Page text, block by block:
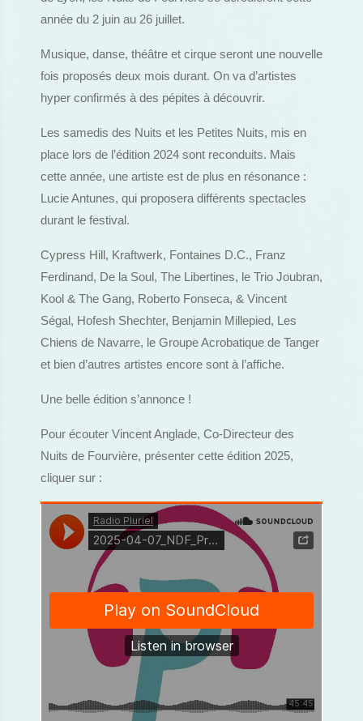
année du 2 juin au 26 juillet.
Musique, danse, théâtre et cirque seront une nouvelle
fois proposés deux mois durant. On va d’artistes
hyper confirmés à des pépites à découvrir.
Les samedis des Nuits et les Petites Nuits, mis en
place lors de l’édition 2024 sont reconduits. Mais
cette année, une artiste est de plus en résonance :
Lucie Antunes, qui proposera différents spectacles
durant le festival.
Cypress Hill, Kraftwerk, Fontaines D.C., Franz
Ferdinand, De la Soul, The Libertines, le Trio Joubran,
Kool & The Gang, Roberto Fonseca, & Vincent
Ségal, Hofesh Shechter, Benjamin Millepied, Les
Chiens de Navarre, le Groupe Acrobatique de Tanger
et bien d’autres artistes encore sont à l’affiche.
Une belle édition s’annonce !
Pour écouter Vincent Anglade, Co-Directeur des
Nuits de Fourvière, présenter cette édition 2025,
cliquer sur :